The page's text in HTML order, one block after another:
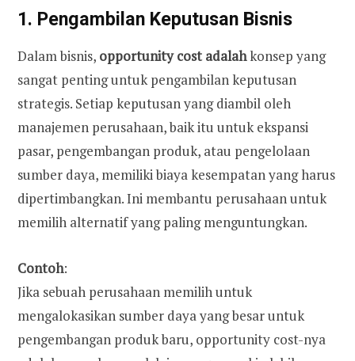
1. Pengambilan Keputusan Bisnis
Dalam bisnis, opportunity cost adalahkonsep yang
sangat penting untuk pengambilan keputusan
strategis. Setiap keputusan yang diambil oleh
manajemen perusahaan, baik itu untuk ekspansi
pasar, pengembangan produk, atau pengelolaan
sumber daya, memiliki biaya kesempatan yang harus
dipertimbangkan. Ini membantu perusahaan untuk
memilih alternatif yang paling menguntungkan.
Contoh:
Jika sebuah perusahaan memilih untuk
mengalokasikan sumber daya yang besar untuk
pengembangan produk baru, opportunity cost-nya